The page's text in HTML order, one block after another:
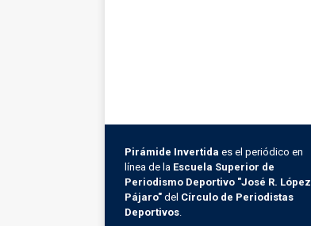
Pirámide Invertida es el periódico en
línea de la Escuela Superior de
Periodismo Deportivo "José R. López
Pájaro" del Círculo de Periodistas
Deportivos